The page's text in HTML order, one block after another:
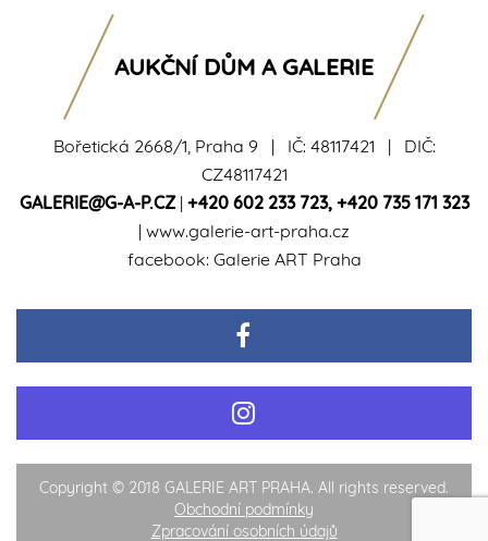
Bořetická 2668/1, Praha 9 | IČ: 48117421 | DIČ:
CZ48117421
GALERIE@G-A-P.CZ| +420 602 233 723, +420 735 171 323
| www.galerie-art-praha.cz
facebook: Galerie ART Praha
AUKČNÍ DŮM A GALERIE
Copyright © 2018 GALERIE ART PRAHA. All rights reserved.
Obchodní podmínky
Zpracování osobních údajů